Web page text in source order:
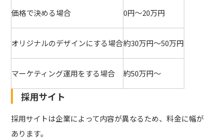
価格で決める場合 0円～20万円
オリジナルのデザインにする場合約30万円～50万円
マーケティング運用をする場合 約50万円～
採用サイト
採用サイトは企業によって内容が異なるため、料金に幅が
あります。